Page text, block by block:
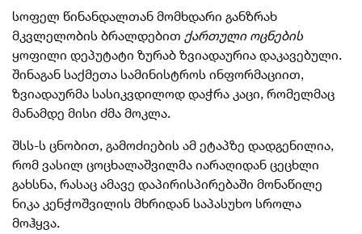
სოფელ წინანდალთან მომხდარი განზრახ
მკვლელობის ბრალდებით ქართული ოცნების
ყოფილი დეპუტატი ზურაბ ზვიადაურია დაკავებული.
შინაგან საქმეთა სამინისტროს ინფორმაციით,
ზვიადაურმა სასიკვდილოდ დაჭრა კაცი, რომელმაც
მანამდე მისი ძმა მოკლა.
შსს-ს ცნობით, გამოძიების ამ ეტაპზე დადგენილია,
რომ ვასილ ცოცხალაშვილმა იარაღიდან ცეცხლი
გახსნა, რასაც ამავე დაპირისპირებაში მონაწილე
ნიკა კენჭოშვილის მხრიდან საპასუხო სროლა
მოჰყვა.